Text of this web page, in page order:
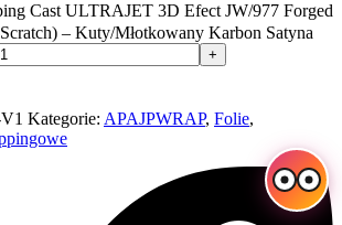
Cast ULTRAJET 3D Efect JW/977 Forged
– Kuty/Młotkowany Karbon Satyna
Kategorie: APAJPWRAP, Folie,